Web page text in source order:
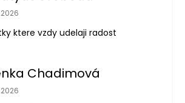
obchodu je 5 z 5 hvězdiček.
ktere vzdy udelaji radost
Chadimová
obchodu je 5 z 5 hvězdiček.